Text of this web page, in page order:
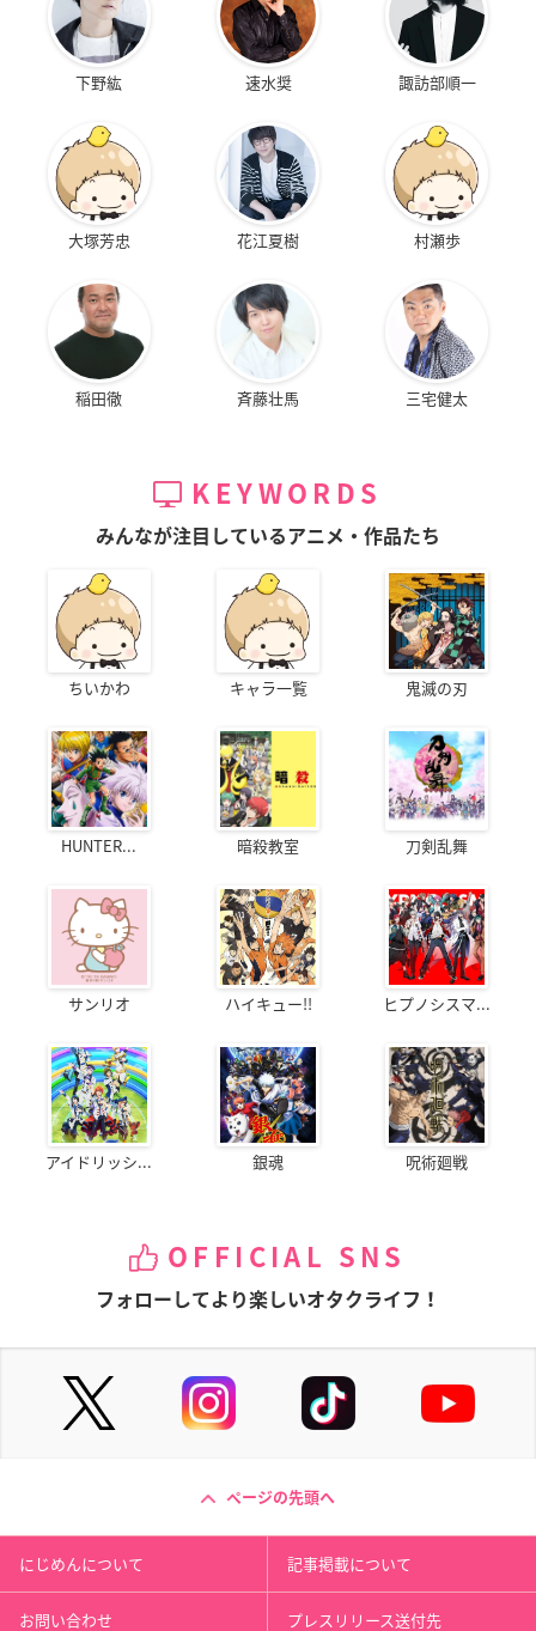
下野紘 速水奨 諏訪部順一
大塚芳忠 花江夏樹 村瀬歩
稲田徹 斉藤壮馬 三宅健太
KEYWORDS
みんなが注目しているアニメ・作品たち
ちいかわ キャラ一覧 鬼滅の刃
HUNTER... 暗殺教室 刀剣乱舞
サンリオ ハイキュー!! ヒプノシスマ...
アイドリッシ... 銀魂 呪術廻戦
OFFICIAL SNS
フォローしてより楽しいオタクライフ！
ページの先頭へ
にじめんについて 記事掲載について
お問い合わせ プレスリリース送付先